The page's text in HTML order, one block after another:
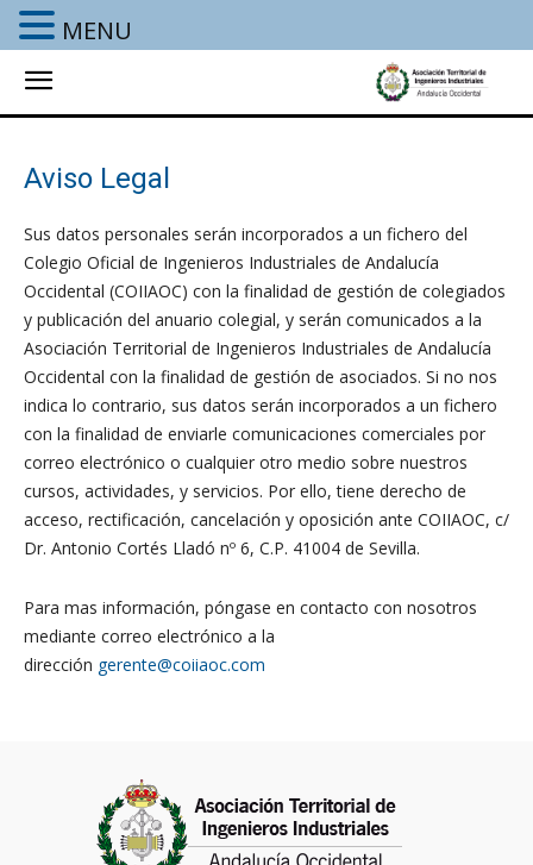
Aviso Legal
Sus datos personales serán incorporados a un fichero del
Colegio Oficial de Ingenieros Industriales de Andalucía
Occidental (COIIAOC) con la finalidad de gestión de colegiados
y publicación del anuario colegial, y serán comunicados a la
Asociación Territorial de Ingenieros Industriales de Andalucía
Occidental con la finalidad de gestión de asociados. Si no nos
indica lo contrario, sus datos serán incorporados a un fichero
con la finalidad de enviarle comunicaciones comerciales por
correo electrónico o cualquier otro medio sobre nuestros
cursos, actividades, y servicios. Por ello, tiene derecho de
acceso, rectificación, cancelación y oposición ante COIIAOC, c/
Dr. Antonio Cortés Lladó nº 6, C.P. 41004 de Sevilla.
Para mas información, póngase en contacto con nosotros
mediante correo electrónico a la
dirección gerente@coiiaoc.com
MENU